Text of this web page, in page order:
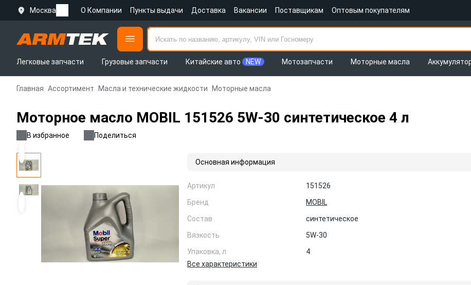
Москва О Компании Пункты выдачи Доставка Вакансии Поставщикам Оптовым покупателям
Легковые запчасти
Грузовые запчасти Китайские авто NEW Мотозапчасти Моторные масла
Главная Ассортимент Масла и технические жидкости Моторные масла
Моторное масло MOBIL 151526 5W-30 синтетическое 4 л
В избранное Поделиться
Основная информация
Артикул
151526
Бренд
MOBIL
Состав
синтетическое
Вязкость
5W-30
Упаковка, л
4
Все характеристики